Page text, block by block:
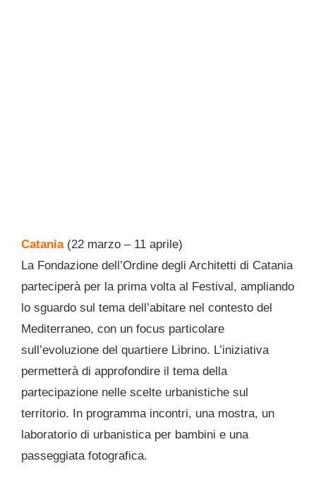
Catania (22 marzo – 11 aprile)
La Fondazione dell’Ordine degli Architetti di Catania
parteciperà per la prima volta al Festival, ampliando
lo sguardo sul tema dell’abitare nel contesto del
Mediterraneo, con un focus particolare
sull’evoluzione del quartiere Librino. L’iniziativa
permetterà di approfondire il tema della
partecipazione nelle scelte urbanistiche sul
territorio. In programma incontri, una mostra, un
laboratorio di urbanistica per bambini e una
passeggiata fotografica.